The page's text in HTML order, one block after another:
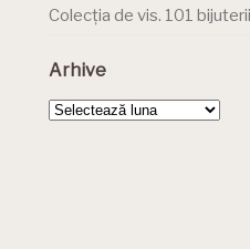
Colecția de vis. 101
Arhive
Arhive